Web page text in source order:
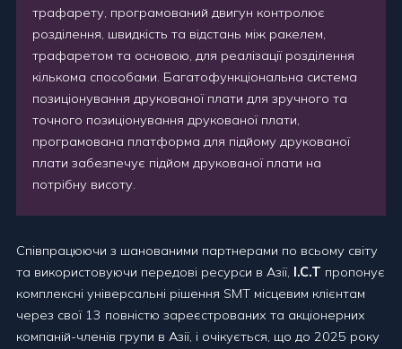
трафарету, програмований двигун контролює
розділення, швидкість та відстань між ракелем,
трафаретом та основою, для реалізації розділення
кількома способами. Багатофункціональна система
позиціонування друкованої плати для зручного та
точного позиціонування друкованої плати,
програмована платформа для підйому друкованої
плати забезпечує підйом друкованої плати на
потрібну висоту.
Співпрацюючи з шанованими партнерами по всьому світу
та використовуючи передові ресурси в Азії, I.C.T пропонує
комплексні універсальні рішення SMT місцевим клієнтам
через свої 13 повністю зареєстрованих та акціонерних
компаній-членів групи в Азії, і очікується, що до 2025 року